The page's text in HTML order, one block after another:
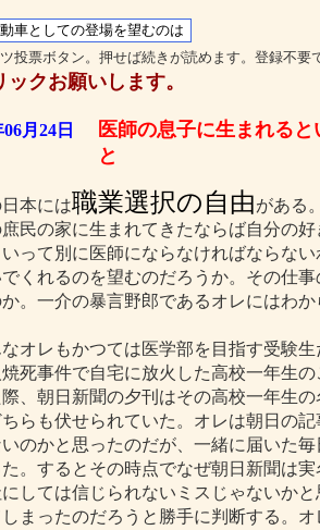
投票ボタン。押せば続きが読めます。登録不要
ックお願いします。
月24日
医師の息子に生まれると
と
本には職業選択の自由がある
庶民の家に生まれてきたならば自分の
って別に医師にならなければならな
でくれるのを望むのだろうか。その仕
。一介の暴言野郎であるオレにはわか
オレもかつては医学部を目指す受験
死事件で自宅に放火した高校一年生
、朝日新聞の夕刊はその高校一年生
らも伏せられていた。オレは朝日の
のかと思ったのだが、一緒に届いた
。するとその時点でなぜ朝日新聞は
しては信じられないミスじゃないか
まったのだろうと勝手に判断する。